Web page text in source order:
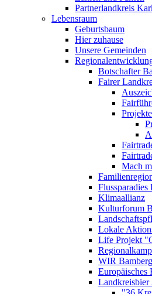
Partnerlandkreis
Lebensraum
Geburtsbaum
Hier zuhause
Unsere Gemeinden
Botschafter
Fairer
Mach
Flussparadies
Klimaallianz
Kulturforum
Lokale
Life Projekt
WIR
Europäisches
Landkreisbier